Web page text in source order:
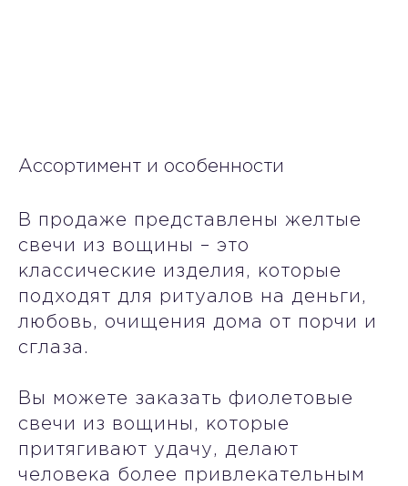
Ассортимент и особенности
В продаже представлены желтые
свечи из вощины – это
классические изделия, которые
подходят для ритуалов на деньги,
любовь, очищения дома от порчи и
сглаза.
Вы можете заказать фиолетовые
свечи из вощины, которые
притягивают удачу, делают
человека более привлекательным